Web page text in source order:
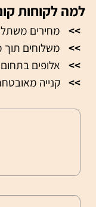
למה לקוחות
>>
מחירים
>>
משלוחים תוך
>>
אלופים בתחום
>> קנייה